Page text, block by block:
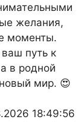
желания,
моменты.
путь к
в родной
мир. 😍
18:49:56